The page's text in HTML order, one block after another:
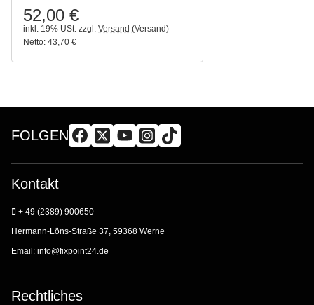
52,00 €
inkl. 19% USt. zzgl. Versand (Versand)
Netto: 43,70 €
FOLGEN
Kontakt
+ 49 (2389) 900650
Hermann-Löns-Straße 37, 59368 Werne
Email: info@fixpoint24.de
Rechtliches